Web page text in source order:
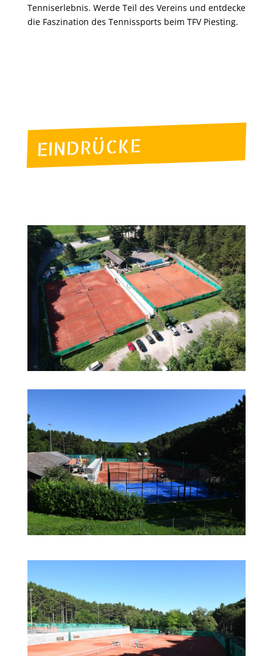
Tenniserlebnis. Werde Teil des Vereins und entdecke
die Faszination des Tennissports beim TFV Piesting.
EINDRÜCKE